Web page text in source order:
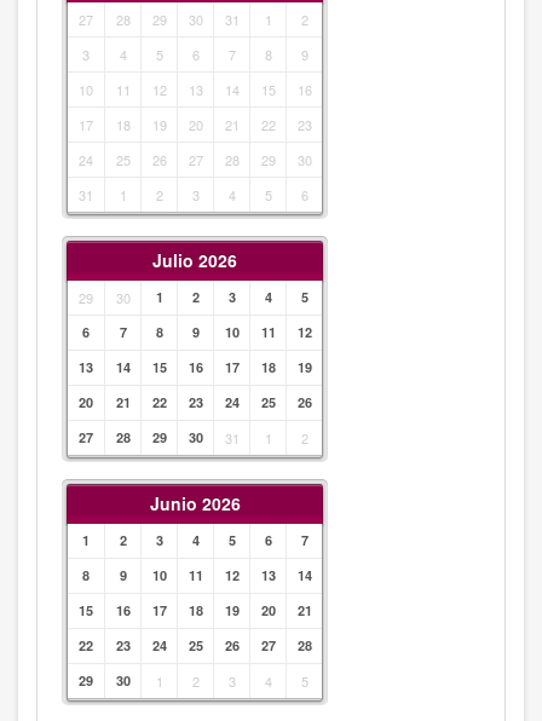
27 28 29 30 31 1
2
3
4 5 6 7 8
9
10
11 12 13 14 15
16
17
18 19 20 21 22
23
24
25 26 27 28 29
30
31
1 2 3 4 5 6
Julio 2026
29 30 1 2 3 4
5
6
7 8 9 10 11
12
13
14 15 16 17 18
19
20
21 22 23 24 25
26
27
28 29 30 31 1 2
Junio 2026
1 2 3 4 5 6
7
8
9 10 11 12 13
14
15
16 17 18 19 20
21
22
23 24 25 26 27
28
29
30 1 2 3 4 5